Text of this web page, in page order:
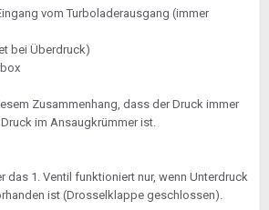
vom Turboladerausgang (immer
bei Überdruck)
Zusammenhang, dass der Druck immer
im Ansaugkrümmer ist.
1. Ventil funktioniert nur, wenn Unterdruck
ist (Drosselklappe geschlossen).